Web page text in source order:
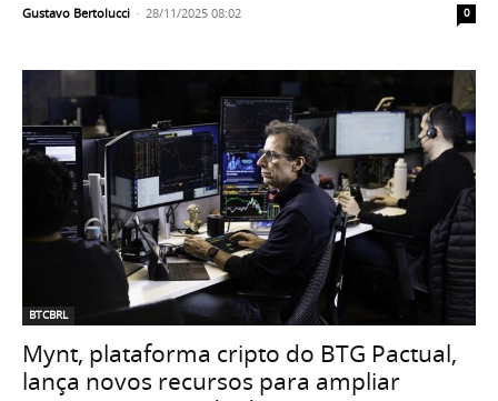
Gustavo Bertolucci - 28/11/2025 08:02 0
BTCBRL
Mynt, plataforma cripto do BTG Pactual,
lança novos recursos para ampliar